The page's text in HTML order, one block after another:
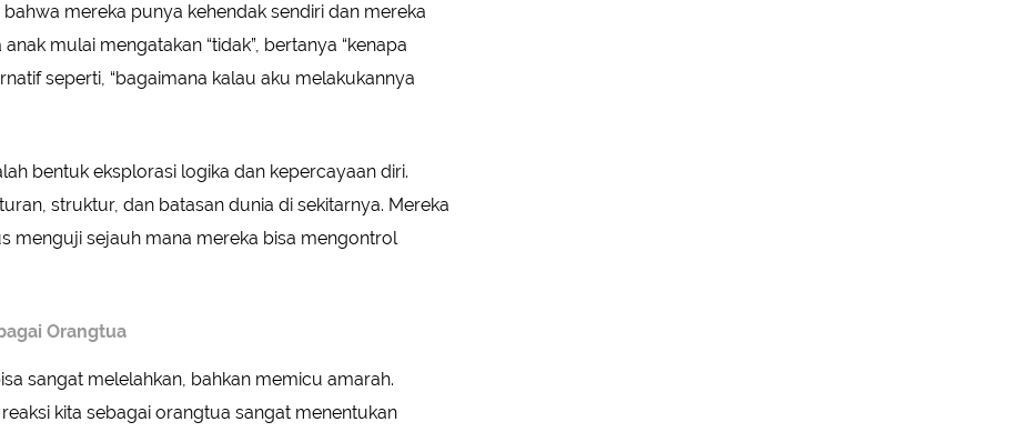
mereka punya kehendak sendiri dan mereka
mulai mengatakan “tidak”, bertanya “kenapa
seperti, “bagaimana kalau aku melakukannya
bentuk eksplorasi logika dan kepercayaan diri.
struktur, dan batasan dunia di sekitarnya. Mereka
menguji sejauh mana mereka bisa mengontrol
Orangtua
sangat melelahkan, bahkan memicu amarah.
kita sebagai orangtua sangat menentukan